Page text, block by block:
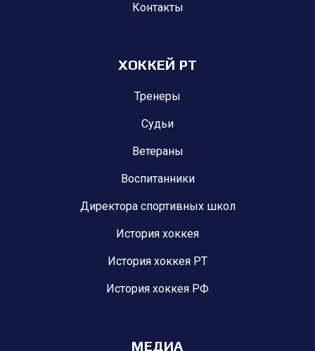
Контакты
ХОККЕЙ РТ
Тренеры
Судьи
Ветераны
Воспитанники
Директора спортивных школ
История хоккея
История хоккея РТ
История хоккея РФ
МЕДИА